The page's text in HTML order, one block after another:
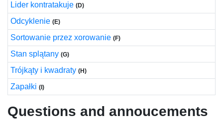
Lider kontratakuje (D)
Odcyklenie (E)
Sortowanie przez xorowanie (F)
Stan splątany (G)
Trójkąty i kwadraty (H)
Zapałki (I)
Questions and annoucements